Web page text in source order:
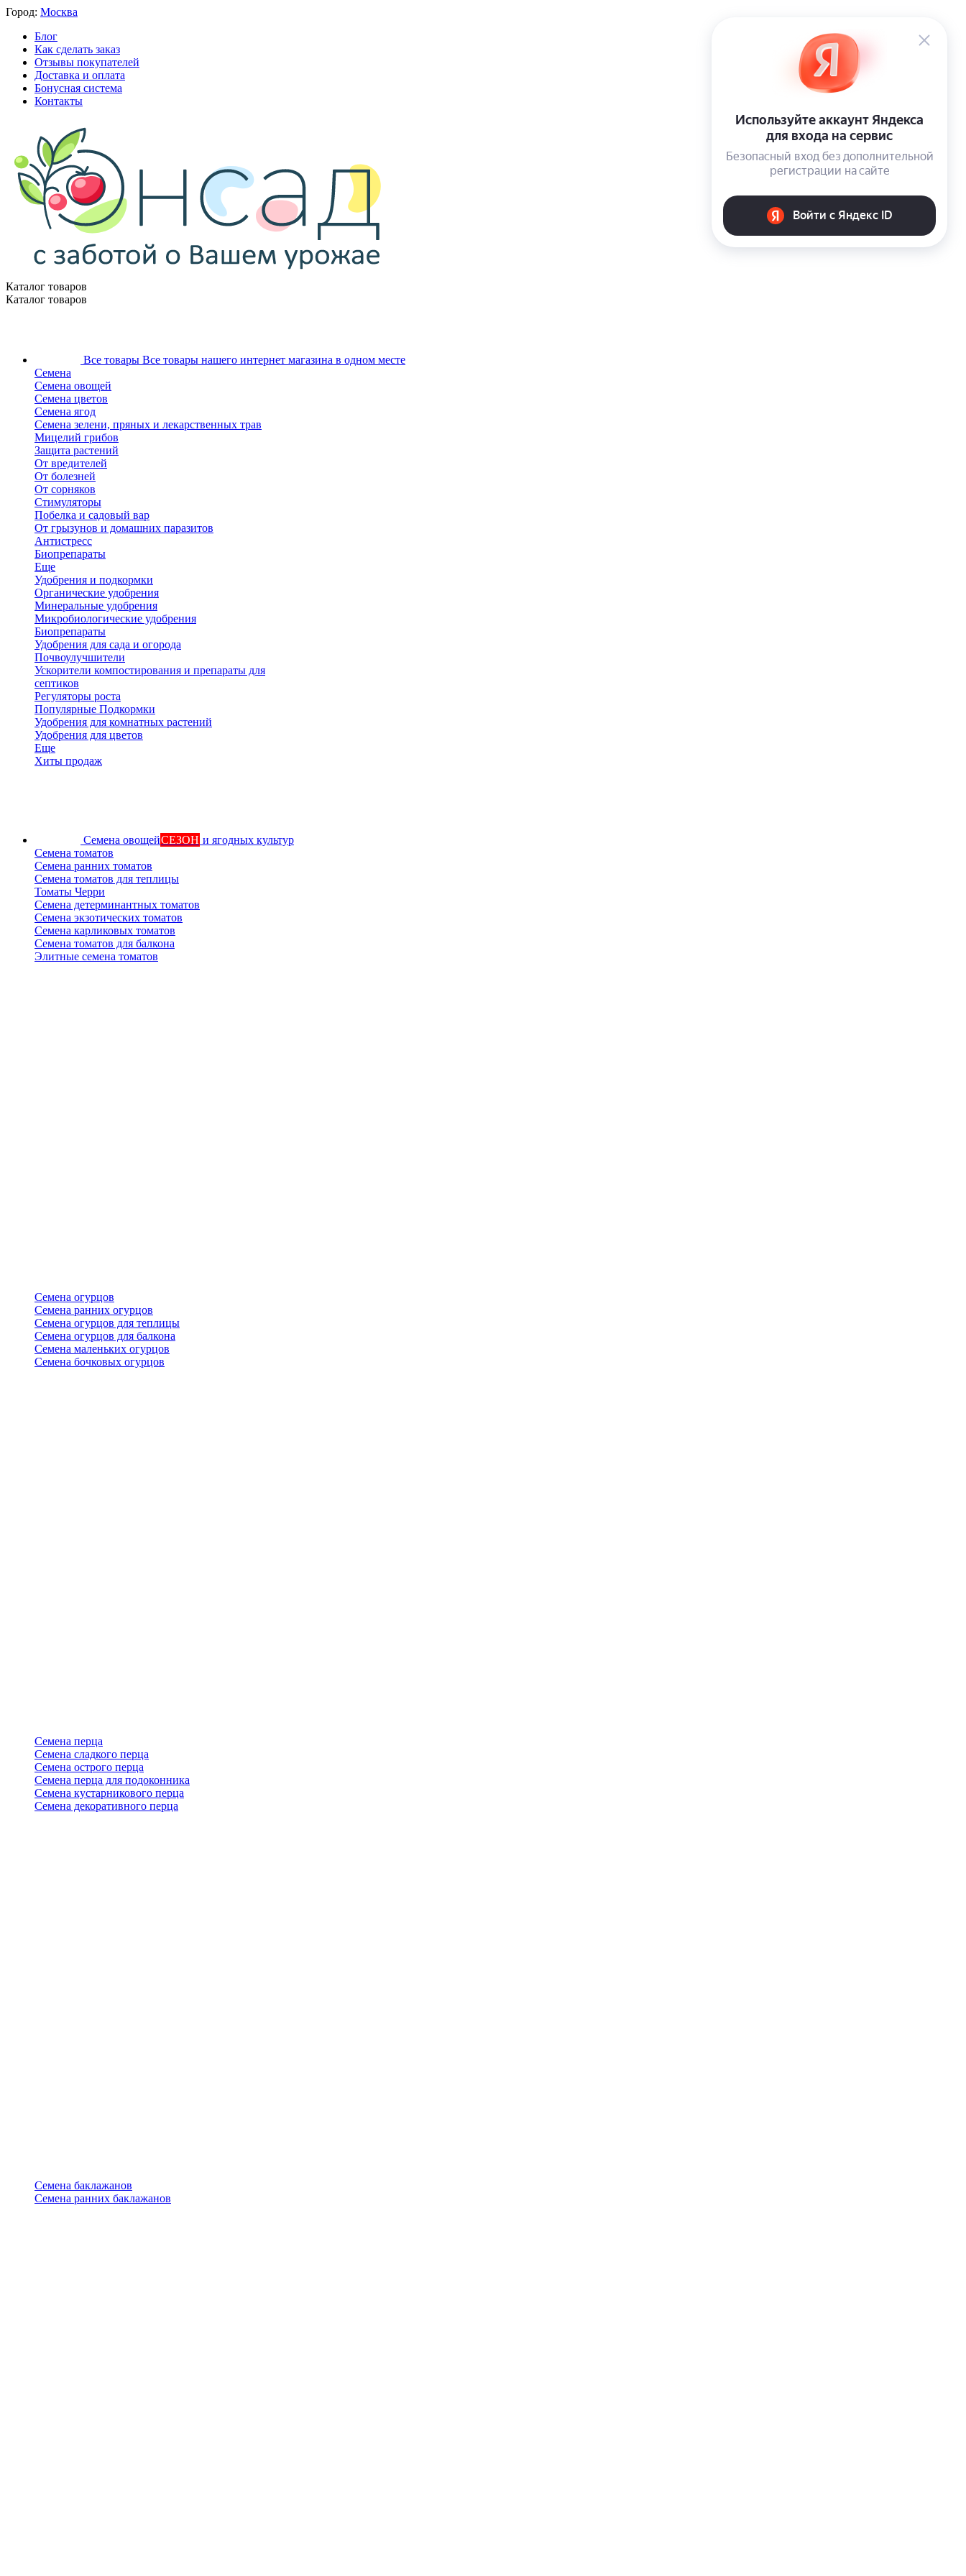
Город: Москва
Блог
Как сделать заказ
Отзывы покупателей
Доставка и оплата
Бонусная система
Контакты
Каталог товаров
Каталог товаров
Все товары Все товары нашего интернет магазина в одном месте
Семена
Семена овощей
Семена цветов
Семена ягод
Семена зелени, пряных и лекарственных трав
Мицелий грибов
Защита растений
От вредителей
От болезней
От сорняков
Стимуляторы
Побелка и садовый вар
От грызунов и домашних паразитов
Антистресс
Биопрепараты
Еще
Удобрения и подкормки
Органические удобрения
Минеральные удобрения
Микробиологические удобрения
Биопрепараты
Удобрения для сада и огорода
Почвоулучшители
Ускорители компостирования и препараты для
септиков
Регуляторы роста
Популярные Подкормки
Удобрения для комнатных растений
Удобрения для цветов
Еще
Хиты продаж
Семена овощейСЕЗОН и ягодных культур
Семена томатов
Семена ранних томатов
Семена томатов для теплицы
Томаты Черри
Семена детерминантных томатов
Семена экзотических томатов
Семена карликовых томатов
Семена томатов для балкона
Элитные семена томатов
Семена огурцов
Семена ранних огурцов
Семена огурцов для теплицы
Семена огурцов для балкона
Семена маленьких огурцов
Семена бочковых огурцов
Семена перца
Семена сладкого перца
Семена острого перца
Семена перца для подоконника
Семена кустарникового перца
Семена декоративного перца
Семена баклажанов
Семена ранних баклажанов